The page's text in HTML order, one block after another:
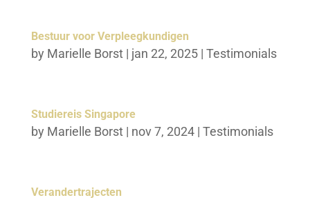
Bestuur voor Verpleegkundigen
by Marielle Borst| jan 22, 2025| Testimonials
Studiereis Singapore
by Marielle Borst| nov 7, 2024| Testimonials
Verandertrajecten